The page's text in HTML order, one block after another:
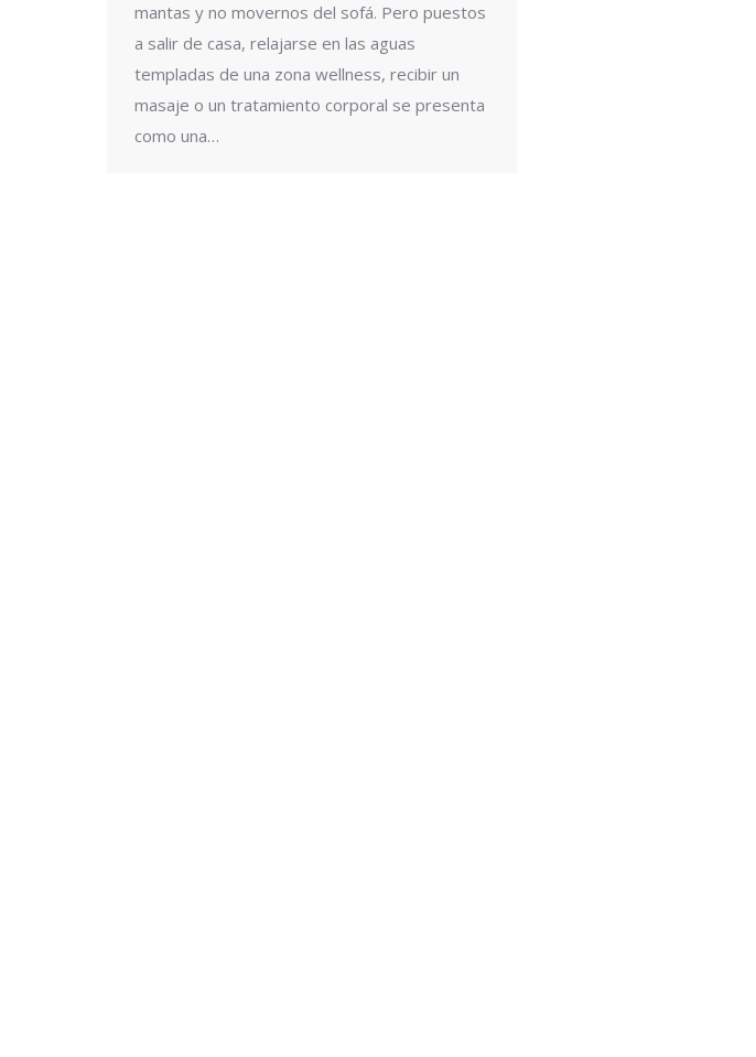
mantas y no movernos del sofá. Pero puestos
a salir de casa, relajarse en las aguas
templadas de una zona wellness, recibir un
masaje o un tratamiento corporal se presenta
como una…